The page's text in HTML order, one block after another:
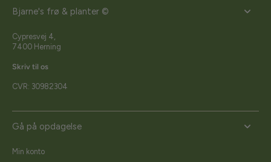
Bjarne's frø & planter ©
Cypresvej 4,
7400 Herning
Skriv til os
CVR: 30982304
Gå på opdagelse
Min konto